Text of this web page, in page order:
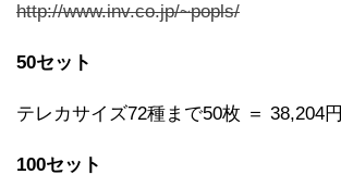
http://www.inv.co.jp/~popls/
50セット
テレカサイズ72種まで50枚 ＝ 38,204円
100セット